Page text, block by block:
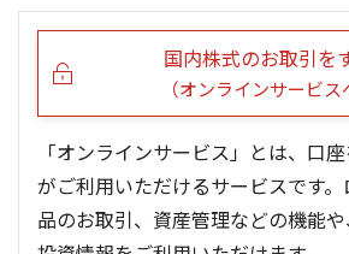
国内株式のお取引を
（オンラインサービス
「オンラインサービス」とは、口
がご利用いただけるサービスです
品のお取引、資産管理などの機能